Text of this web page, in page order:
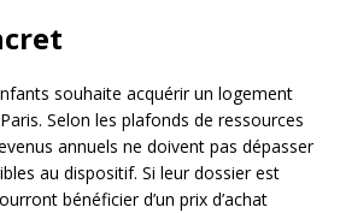
souhaite acquérir un logement
Selon les plafonds de ressources
annuels ne doivent pas dépasser
au dispositif. Si leur dossier est
bénéficier d’un prix d’achat